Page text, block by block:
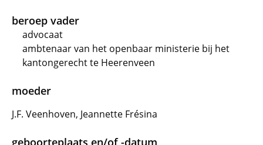
beroep vader
advocaat
ambtenaar van het openbaar ministerie bij het
kantongerecht te Heerenveen
moeder
J.F. Veenhoven, Jeannette Frésina
geboorteplaats en/of -datum